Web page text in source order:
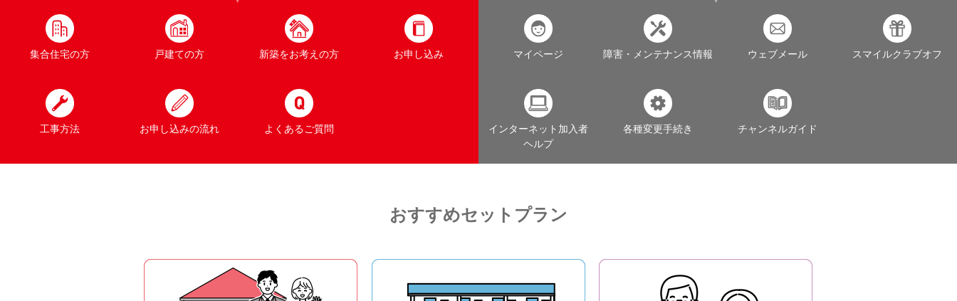
集合住宅の方 戸建ての方 新築をお考えの方 お申し込み
工事方法 お申し込みの流れ よくあるご質問
マイページ 障害・メンテナンス情報 ウェブメール スマイルクラブオフ
インターネット加入者
ヘルプ
各種変更手続き チャンネルガイド
おすすめセットプラン